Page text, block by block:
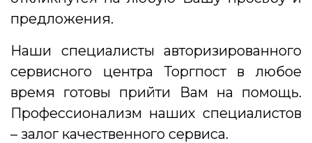
предложения.
Наши специалисты авторизированного
сервисного центра Торгпост в любое
время готовы прийти Вам на помощь.
Профессионализм наших специалистов
– залог качественного сервиса.